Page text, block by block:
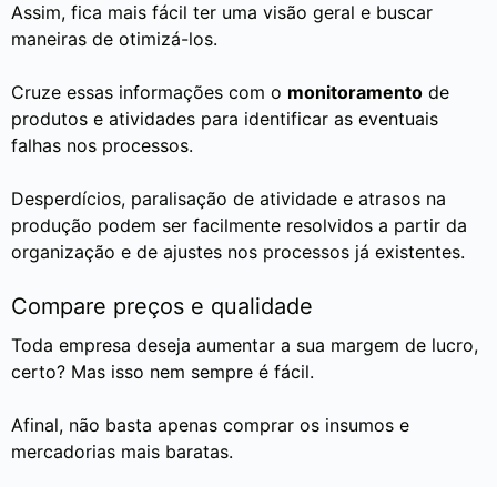
Assim, fica mais fácil ter uma visão geral e buscar
maneiras de otimizá-los.
Cruze essas informações com o monitoramento de
produtos e atividades para identificar as eventuais
falhas nos processos.
Desperdícios, paralisação de atividade e atrasos na
produção podem ser facilmente resolvidos a partir da
organização e de ajustes nos processos já existentes.
Compare preços e qualidade
Toda empresa deseja aumentar a sua margem de lucro,
certo? Mas isso nem sempre é fácil.
Afinal, não basta apenas comprar os insumos e
mercadorias mais baratas.